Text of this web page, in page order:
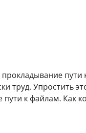
труд. Упростить
к файлам. Как